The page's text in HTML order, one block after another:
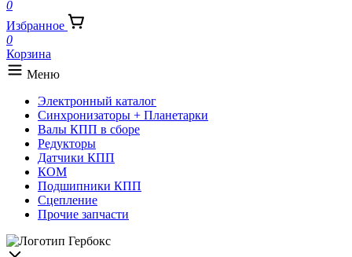
0
Избранное
0
Корзина
Меню
Электронный каталог
Синхронизаторы + Планетарки
Валы КПП в сборе
Редукторы
Датчики КПП
КОМ
Подшипники КПП
Сцепление
Прочие запчасти